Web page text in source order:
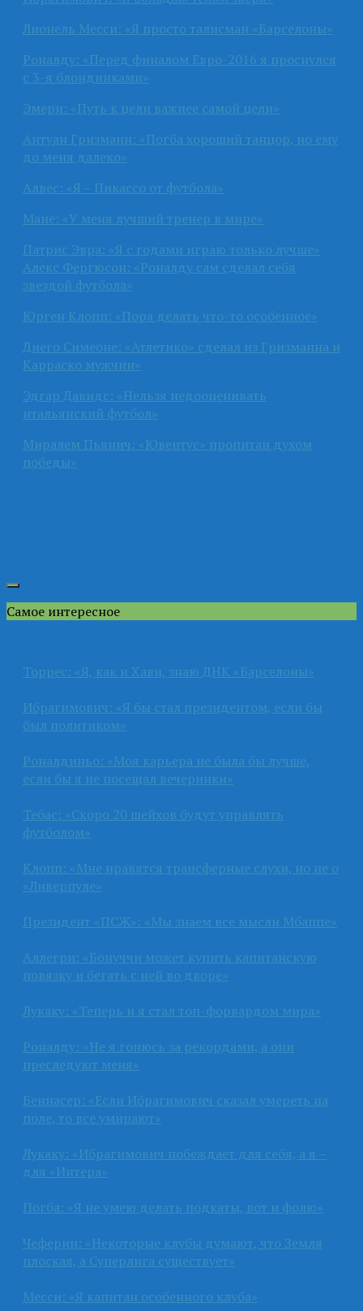
Лионель Месси: «Я просто талисман «Барселоны»
Роналду: «Перед финалом Евро-2016 я проснулся
с 3-я блондинками»
Эмери: «Путь к цели важнее самой цели»
Антуан Гризманн: «Погба хороший танцор, но ему
до меня далеко»
Алвес: «Я – Пикассо от футбола»
Мане: «У меня лучший тренер в мире»
Патрис Эвра: «Я с годами играю только лучше»
Алекс Фергюсон: «Роналду сам сделал себя
звездой футбола»
Юрген Клопп: «Пора делать что-то особенное»
Диего Симеоне: «Атлетико» сделал из Гризманна и
Карраско мужчин»
Эдгар Давидс: «Нельзя недооценивать
итальянский футбол»
Миралем Пьянич: «Ювентус» пропитан духом
победы»
Самое интересное
Торрес: «Я, как и Хави, знаю ДНК «Барселоны»
Ибрагимович: «Я бы стал президентом, если бы
был политиком»
Роналдиньо: «Моя карьера не была бы лучше,
если бы я не посещал вечеринки»
Тебас: «Скоро 20 шейхов будут управлять
футболом»
Клопп: «Мне нравятся трансферные слухи, но не о
«Ливерпуле»
Президент «ПСЖ»: «Мы знаем все мысли Мбаппе»
Аллегри: «Бонуччи может купить капитанскую
повязку и бегать с ней во дворе»
Лукаку: «Теперь и я стал топ-форвардом мира»
Роналду: «Не я гонюсь за рекордами, а они
преследуют меня»
Беннасер: «Если Ибрагимович сказал умереть на
поле, то все умирают»
Лукаку: «Ибрагимович побеждает для себя, а я –
для «Интера»
Погба: «Я не умею делать подкаты, вот и фолю»
Чеферин: «Некоторые клубы думают, что Земля
плоская, а Суперлига существует»
Месси: «Я капитан особенного клуба»